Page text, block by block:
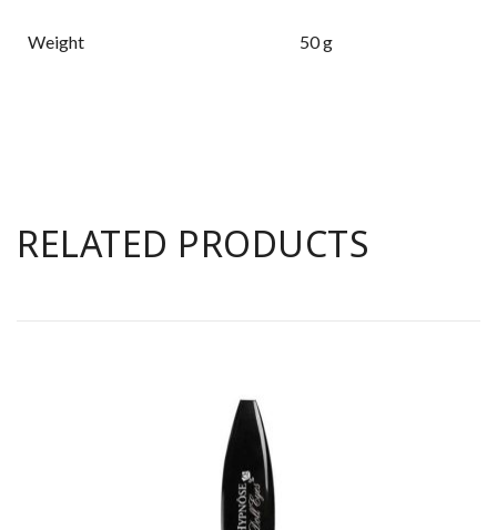
Weight 50 g
RELATED PRODUCTS